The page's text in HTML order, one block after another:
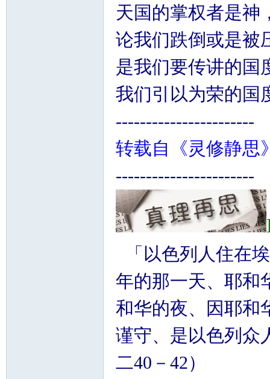
天国的掌权者是神
论我们跌倒或是被
是我们要传讲的国
我们引以为荣的国
-----------------------
转载自《灵修静思
-----------------------
「以色列人住在
年的那一天、耶和
和华的夜、因耶和
谨守、是以色列众
二40－42）